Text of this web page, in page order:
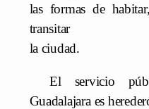
las formas de
transitar
la ciudad.
El servicio
Guadalajara es